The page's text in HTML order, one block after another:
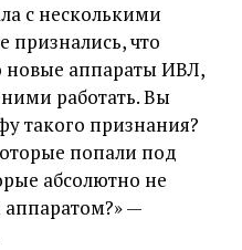
с несколькими
признались, что
новые аппараты ИВЛ,
работать. Вы
такого признания?
попали под
абсолютно не
аппаратом?» —